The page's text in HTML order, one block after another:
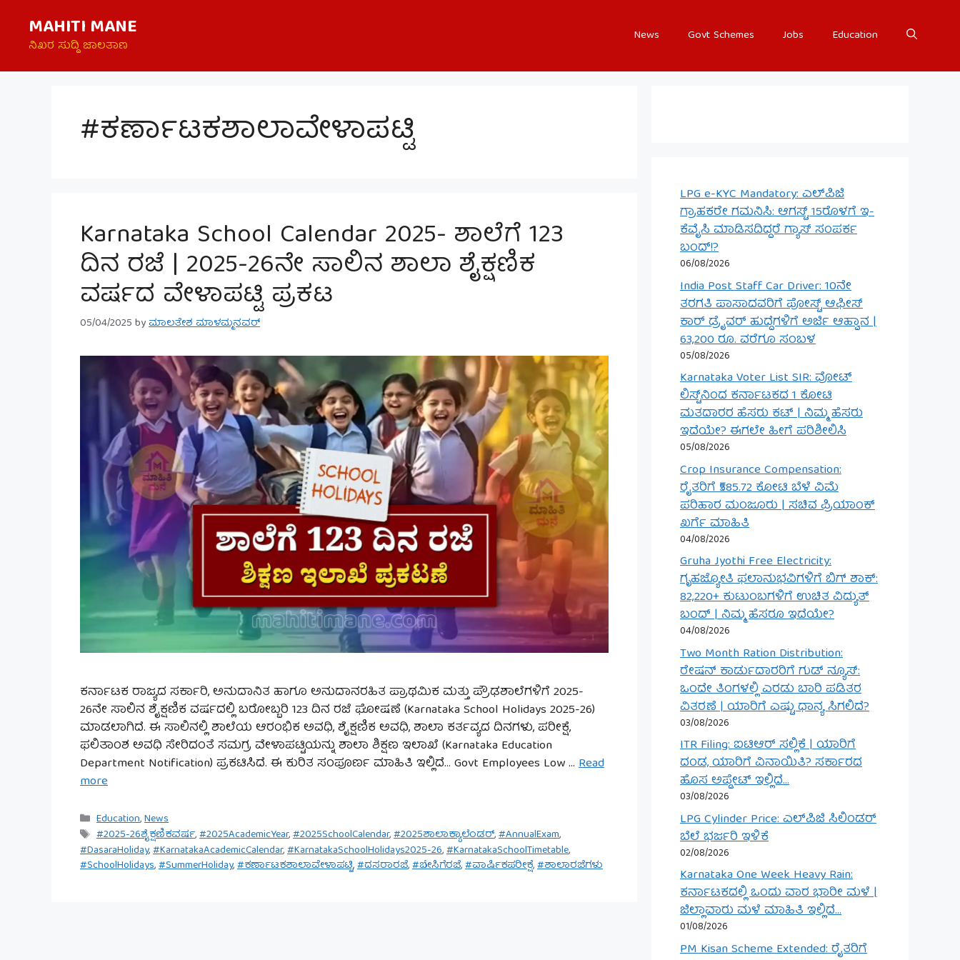
content
MAHITI MANE
ನಿಖರ ಸುದ್ದಿ ಜಾಲತಾಣ
News Govt Schemes Jobs Education
#ಕರ್ಣಾಟಕಶಾಲಾವೇಳಾಪಟ್ಟಿ
Karnataka School Calendar 2025- ಶಾಲೆಗೆ 123
ದಿನ ರಜೆ | 2025-26ನೇ ಸಾಲಿನ ಶಾಲಾ ಶೈಕ್ಷಣಿಕ
ವರ್ಷದ ವೇಳಾಪಟ್ಟಿ ಪ್ರಕಟ
05/04/2025byಮಾಲತೇಶ ಮಾಳಮ್ಮನವರ್
ಕರ್ನಾಟಕ ರಾಜ್ಯದ ಸರ್ಕಾರಿ, ಅನುದಾನಿತ ಹಾಗೂ ಅನುದಾನರಹಿತ ಪ್ರಾಥಮಿಕ ಮತ್ತು ಪ್ರೌಢಶಾಲೆಗಳಿಗೆ 2025-
26ನೇ ಸಾಲಿನ ಶೈಕ್ಷಣಿಕ ವರ್ಷದಲ್ಲಿ ಬರೋಬ್ಬರಿ 123 ದಿನ ರಜೆ ಘೋಷಣೆ (Karnataka School Holidays 2025-26)
ಮಾಡಲಾಗಿದೆ. ಈ ಸಾಲಿನಲ್ಲಿ ಶಾಲೆಯ ಆರಂಭಿಕ ಅವಧಿ, ಶೈಕ್ಷಣಿಕ ಅವಧಿ, ಶಾಲಾ ಕರ್ತವ್ಯದ ದಿನಗಳು, ಪರೀಕ್ಷೆ,
ಫಲಿತಾಂಶ ಅವಧಿ ಸೇರಿದಂತೆ ಸಮಗ್ರ ವೇಳಾಪಟ್ಟಿಯನ್ನು ಶಾಲಾ ಶಿಕ್ಷಣ ಇಲಾಖೆ (Karnataka Education
Department Notification) ಪ್ರಕಟಿಸಿದೆ. ಈ ಕುರಿತ ಸಂಪೂರ್ಣ ಮಾಹಿತಿ ಇಲ್ಲಿದೆ… Govt Employees Low … Read
more
Categories
Education,News
Tags
#2025-26ಶೈಕ್ಷಣಿಕವರ್ಷ,#2025AcademicYear,#2025SchoolCalendar,#2025ಶಾಲಾಕ್ಯಾಲೆಂಡರ್,#AnnualExam,
#DasaraHoliday,#KarnatakaAcademicCalendar,#KarnatakaSchoolHolidays2025-26,#KarnatakaSchoolTimetable,
#SchoolHolidays,#SummerHoliday,#ಕರ್ಣಾಟಕಶಾಲಾವೇಳಾಪಟ್ಟಿ,#ದಸರಾರಜೆ,#ಬೇಸಿಗೆರಜೆ,#ವಾರ್ಷಿಕಪರೀಕ್ಷೆ,#ಶಾಲಾರಜೆಗಳು
LPG e-KYC Mandatory: ಎಲ್‌ಪಿಜಿ
ಗ್ರಾಹಕರೇ ಗಮನಿಸಿ: ಆಗಸ್ಟ್ 15ರೊಳಗೆ ಇ-
ಕೆವೈಸಿ ಮಾಡಿಸದಿದ್ದರೆ ಗ್ಯಾಸ್ ಸಂಪರ್ಕ
ಬಂದ್!?
06/08/2026
India Post Staff Car Driver: 10ನೇ
ತರಗತಿ ಪಾಸಾದವರಿಗೆ ಪೋಸ್ಟ್ ಆಫೀಸ್
ಕಾರ್ ಡ್ರೈವರ್ ಹುದ್ದೆಗಳಿಗೆ ಅರ್ಜಿ ಆಹ್ವಾನ |
63,200 ರೂ. ವರೆಗೂ ಸಂಬಳ
05/08/2026
Karnataka Voter List SIR: ವೋಟ್
ಲಿಸ್ಟ್‌ನಿಂದ ಕರ್ನಾಟಕದ 1 ಕೋಟಿ
ಮತದಾರರ ಹೆಸರು ಕಟ್ | ನಿಮ್ಮ ಹೆಸರು
ಇದೆಯೇ? ಈಗಲೇ ಹೀಗೆ ಪರಿಶೀಲಿಸಿ
05/08/2026
Crop Insurance Compensation:
ರೈತರಿಗೆ ₹585.72 ಕೋಟಿ ಬೆಳೆ ವಿಮೆ
ಪರಿಹಾರ ಮಂಜೂರು | ಸಚಿವ ಪ್ರಿಯಾಂಕ್
ಖರ್ಗೆ ಮಾಹಿತಿ
04/08/2026
Gruha Jyothi Free Electricity:
ಗೃಹಜ್ಯೋತಿ ಫಲಾನುಭವಿಗಳಿಗೆ ಬಿಗ್ ಶಾಕ್:
82,220+ ಕುಟುಂಬಗಳಿಗೆ ಉಚಿತ ವಿದ್ಯುತ್
ಬಂದ್ | ನಿಮ್ಮ ಹೆಸರೂ ಇದೆಯೇ?
04/08/2026
Two Month Ration Distribution:
ರೇಷನ್ ಕಾರ್ಡುದಾರರಿಗೆ ಗುಡ್ ನ್ಯೂಸ್:
ಒಂದೇ ತಿಂಗಳಲ್ಲಿ ಎರಡು ಬಾರಿ ಪಡಿತರ
ವಿತರಣೆ | ಯಾರಿಗೆ ಎಷ್ಟು ಧಾನ್ಯ ಸಿಗಲಿದೆ?
03/08/2026
ITR Filing: ಐಟಿಆರ್ ಸಲ್ಲಿಕೆ | ಯಾರಿಗೆ
ದಂಡ, ಯಾರಿಗೆ ವಿನಾಯಿತಿ? ಸರ್ಕಾರದ
ಹೊಸ ಅಪ್ಡೇಟ್ ಇಲ್ಲಿದೆ…
03/08/2026
LPG Cylinder Price: ಎಲ್‌ಪಿಜಿ ಸಿಲಿಂಡರ್
ಬೆಲೆ ಭರ್ಜರಿ ಇಳಿಕೆ
02/08/2026
Karnataka One Week Heavy Rain:
ಕರ್ನಾಟಕದಲ್ಲಿ ಒಂದು ವಾರ ಭಾರೀ ಮಳೆ |
ಜಿಲ್ಲಾವಾರು ಮಳೆ ಮಾಹಿತಿ ಇಲ್ಲಿದೆ…
01/08/2026
PM Kisan Scheme Extended: ರೈತರಿಗೆ